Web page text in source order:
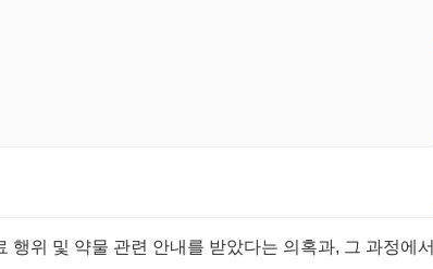
행위 및 약물 관련 안내를 받았다는 의혹과, 그 과정에서